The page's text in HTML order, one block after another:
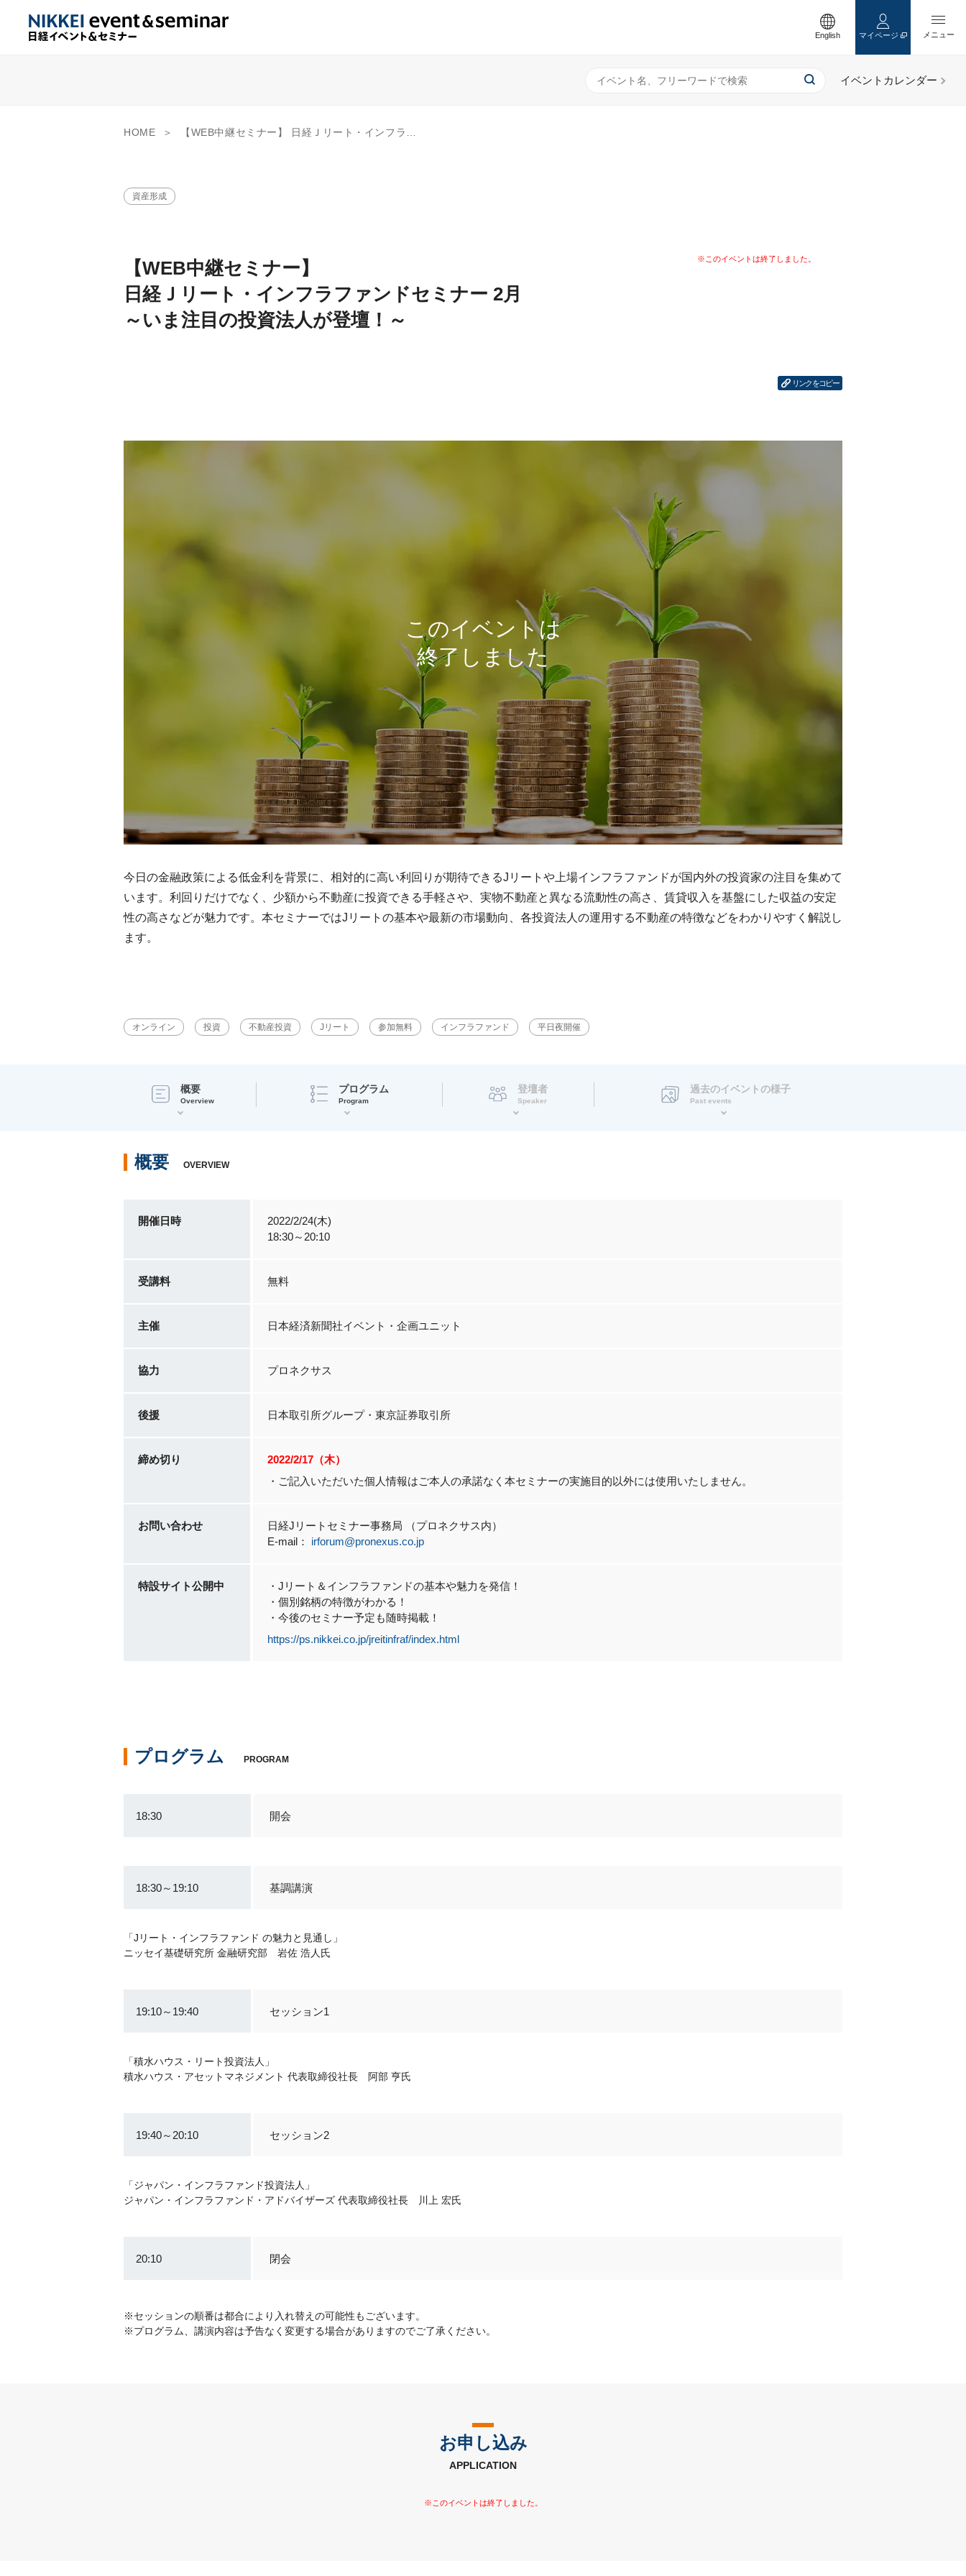
English マイページ
HOME 【WEB中継セミナー】 日経Ｊリート・インフラファンドセミナー 2月 ～いま注目の投資法人が登壇！～
資産形成
【WEB中継セミナー】
日経Ｊリート・インフラファンドセミナー 2月
～いま注目の投資法人が登壇！～
リンクをコピー
今日の金融政策による低金利を背景に、相対的に高い利回りが期待できるJリートや上場インフラファンドが国内外の投資家の注目を集めて
います。利回りだけでなく、少額から不動産に投資できる手軽さや、実物不動産と異なる流動性の高さ、賃貸収入を基盤にした収益の安定
性の高さなどが魅力です。本セミナーではJリートの基本や最新の市場動向、各投資法人の運用する不動産の特徴などをわかりやすく解説し
ます。
オンライン 投資 不動産投資 Jリート 参加無料 インフラファンド 平日夜開催
概要
Overview
プログラム
Program
登壇者
Speaker
過去のイベントの様子
Past events
概要 OVERVIEW
開催日時
2022/2/24(木)
18:30～20:10
受講料 無料
主催 日本経済新聞社イベント・企画ユニット
協力 プロネクサス
後援 日本取引所グループ・東京証券取引所
締め切り
2022/2/17（木）
・ご記入いただいた個人情報はご本人の承諾なく本セミナーの実施目的以外には使用いたしません。
お問い合わせ
日経Jリートセミナー事務局 （プロネクサス内）
E-mail：
irforum@pronexus.co.jp
特設サイト公開中
・Jリート＆インフラファンドの基本や魅力を発信！
・個別銘柄の特徴がわかる！
・今後のセミナー予定も随時掲載！
https://ps.nikkei.co.jp/jreitinfraf/index.html
プログラム PROGRAM
18:30 開会
18:30～19:10 基調講演
「Jリート・インフラファンド の魅力と見通し」
ニッセイ基礎研究所 金融研究部 岩佐 浩人氏
19:10～19:40 セッション1
「積水ハウス・リート投資法人」
積水ハウス・アセットマネジメント 代表取締役社長 阿部 亨氏
19:40～20:10 セッション2
「ジャパン・インフラファンド投資法人」
ジャパン・インフラファンド・アドバイザーズ 代表取締役社長 川上 宏氏
20:10 閉会
※セッションの順番は都合により入れ替えの可能性もございます。
※プログラム、講演内容は予告なく変更する場合がありますのでご了承ください。
お申し込み
APPLICATION